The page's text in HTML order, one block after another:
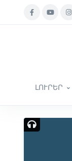
ԼՈՒՐԵՐ